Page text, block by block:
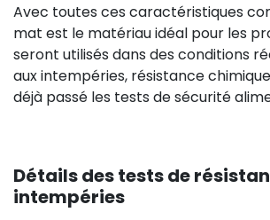
Avec toutes ces caractéristiques
mat est le matériau idéal pour les
seront utilisés dans des conditions
aux intempéries, résistance
déjà passé les tests de sécurité
Détails des tests de
intempéries